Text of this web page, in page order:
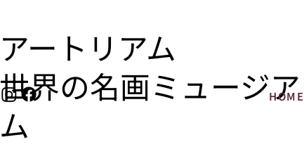
アートリアム
​世界の名画ミュージア
ム
HOME